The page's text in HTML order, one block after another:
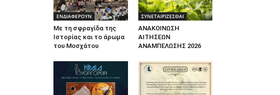
ΕΝΔΙΑΦΕΡΟΥΝ
Με τη σφραγίδα της
Ιστορίας και το άρωμα
του Μοσχάτου
ΣΥΝΕΤΑΙΡΙΖΕΣΘΑΙ
ΑΝΑΚΟΙΝΩΣΗ
ΑΙΤΗΣΕΩΝ
ΑΝΑΜΠΕΛΩΣΗΣ 2026